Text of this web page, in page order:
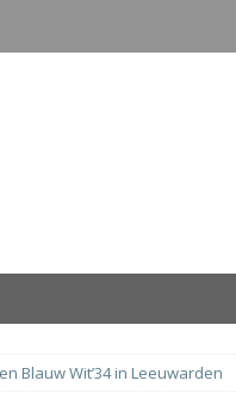
Blauw Wit’34 in Leeuwarden